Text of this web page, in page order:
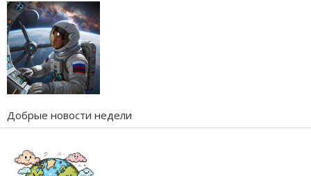
Добрые новости недели